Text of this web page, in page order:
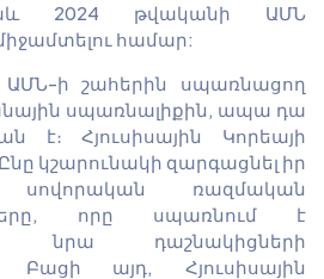
2024 թվականի ԱՄՆ
համար:
ԱՄՆ-ի շահերին սպառնացող
սպառնալիքին, ապա դա
է։ Հյուսիսային Կորեայի
կշարունակի զարգացնել իր
սովորական ռազմական
որը սպառնում է
նրա դաշնակիցների
Բացի այդ, Հյուսիսային